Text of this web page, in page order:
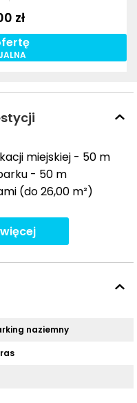
zł
miejskiej - 50 m
- 50 m
(do 26,00 m²)
naziemny